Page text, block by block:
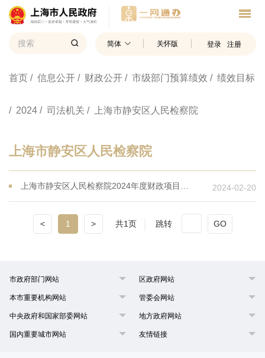
简体 关怀版 登录 注册
首页 / 信息公开 / 财政公开 / 市级部门预算绩效 / 绩效目标
/ 2024 / 司法机关 / 上海市静安区人民检察院
上海市静安区人民检察院
2024-02-20
< 1 > 共1页 跳转 GO
市政府部门网站 区政府网站
本市重要机构网站 管委会网站
中央政府和国家部委网站 地方政府网站
国内重要城市网站 友情链接